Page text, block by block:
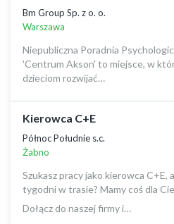
Bm Group Sp. z o. o.
Warszawa
Niepubliczna Poradnia
'Centrum Akson' to miejsce, w
dzieciom rozwijać…
Kierowca C+E
Północ Południe s.c.
Żabno
Szukasz pracy jako kierowca C+E,
tygodni w trasie? Mamy coś dla
Dołącz do naszej firmy i…